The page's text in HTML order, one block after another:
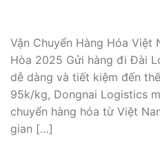
Vận Chuyển Hàng Hóa Việt
Hòa 2025 Gửi hàng đi Đài
dễ dàng và tiết kiệm đến
95k/kg, Dongnai Logistics
chuyển hàng hóa từ Việt
gian […]